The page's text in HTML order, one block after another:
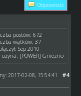
Odpowiedz
postów: 672
wątków: 37
Sep 2010
[POWER] Gniezno
#4
2017-02-08, 15:54:41